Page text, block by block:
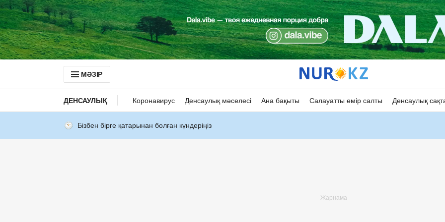
МӘЗІР
ДЕНСАУЛЫҚ Коронавирус Денсаулық мәселесі Ана бақыты Салауатты өмір салты Денсаулық
Бізбен бірге қатарынан болған күндеріңіз